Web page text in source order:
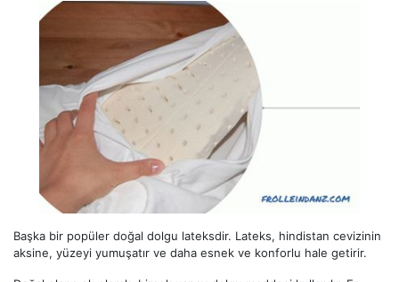
Başka bir popüler doğal dolgu lateksdir. Lateks, hindistan cevizinin
aksine, yüzeyi yumuşatır ve daha esnek ve konforlu hale getirir.